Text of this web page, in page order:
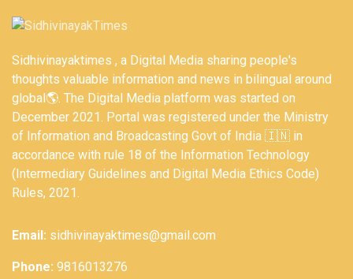
Sidhivinayaktimes , a Digital Media sharing people's
thoughts valuable information and news in bilingual around
global🌎. The Digital Media platform was started on
December 2021. Portal was registered under the Ministry
of Information and Broadcasting Govt of India 🇮🇳 in
accordance with rule 18 of the Information Technology
(Intermediary Guidelines and Digital Media Ethics Code)
Rules, 2021.
Email: sidhivinayaktimes@gmail.com
Phone: 9816013276